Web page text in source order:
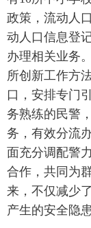
政策，流动人
动人口信息登
办理相关业务
所创新工作方
口，安排专门
务熟练的民警
务，有效分流
面充分调配警
合作，共同为
来，不仅减少
产生的安全隐患